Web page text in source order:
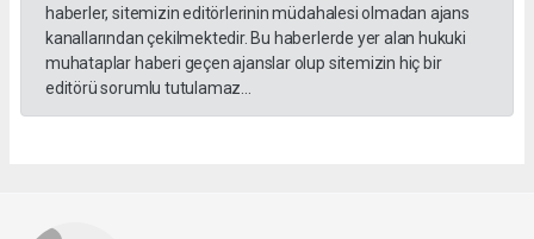
haberler, sitemizin editörlerinin müdahalesi olmadan ajans
kanallarından çekilmektedir. Bu haberlerde yer alan hukuki
muhataplar haberi geçen ajanslar olup sitemizin hiç bir
editörü sorumlu tutulamaz...